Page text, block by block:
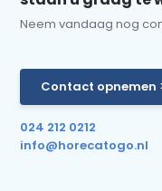
Neem vandaag nog
Contact opnemen
024 212 0212
info@horecatogo.nl